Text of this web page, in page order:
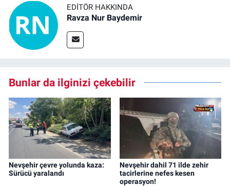
EDITÖR HAKKINDA
Ravza Nur Baydemir
Bunlar da ilginizi çekebilir
Nevşehir çevre yolunda kaza:
Sürücü yaralandı
Nevşehir dahil 71 ilde zehir
tacirlerine nefes kesen
operasyon!